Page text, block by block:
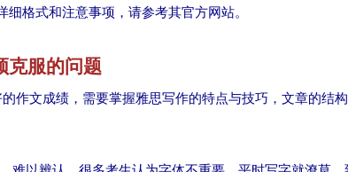
细格式和注意事项，请参考其官方网站。
克服的问题
作文成绩，需要掌握雅思写作的特点与技巧，文章的结